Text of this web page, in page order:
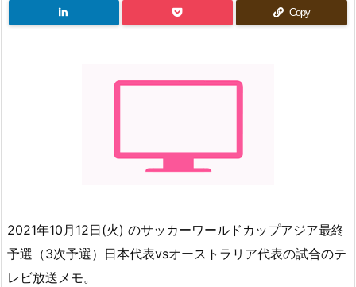
Copy
2021年10月12日(火) のサッカーワールドカップアジア最終
予選（3次予選）日本代表vsオーストラリア代表の試合のテ
レビ放送メモ。